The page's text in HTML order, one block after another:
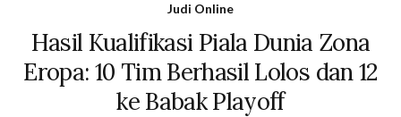
Judi Online
Hasil Kualifikasi Piala Dunia Zona
Eropa: 10 Tim Berhasil Lolos dan 12
ke Babak Playoff